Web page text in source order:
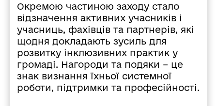
Окремою частиною заходу стало
відзначення активних учасників і
учасниць, фахівців та партнерів, які
щодня докладають зусиль для
розвитку інклюзивних практик у
громаді. Нагороди та подяки – це
знак визнання їхньої системної
роботи, підтримки та професійності.